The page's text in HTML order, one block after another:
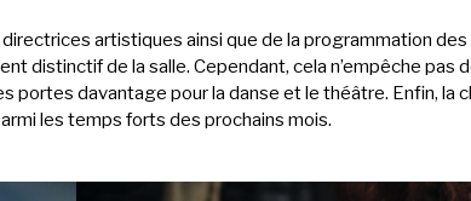
artistiques ainsi que de la programmation
distinctif de la salle. Cependant, cela n’empêche
portes davantage pour la danse et le théâtre. Enfin, la
les temps forts des prochains mois.